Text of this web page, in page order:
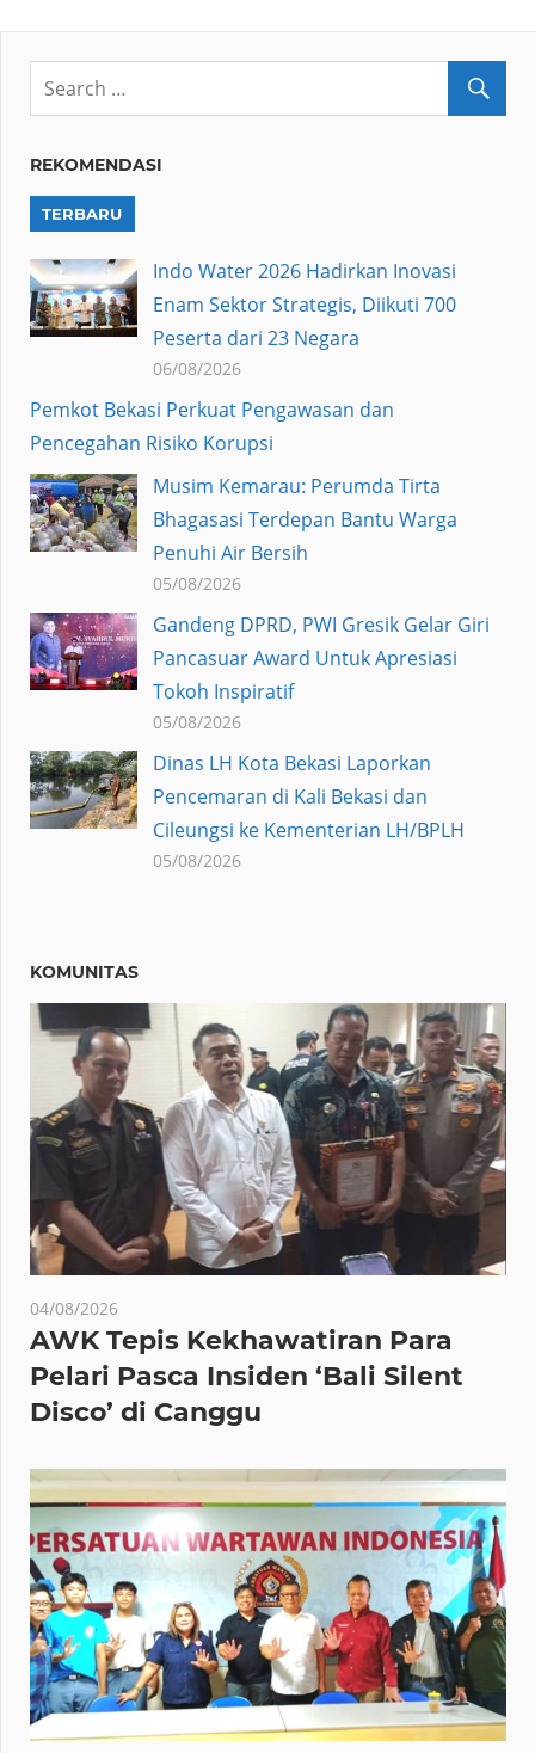
REKOMENDASI
TERBARU
Indo Water 2026 Hadirkan Inovasi
Enam Sektor Strategis, Diikuti 700
Peserta dari 23 Negara
06/08/2026
Pemkot Bekasi Perkuat Pengawasan dan
Pencegahan Risiko Korupsi
Musim Kemarau: Perumda Tirta
Bhagasasi Terdepan Bantu Warga
Penuhi Air Bersih
05/08/2026
Gandeng DPRD, PWI Gresik Gelar Giri
Pancasuar Award Untuk Apresiasi
Tokoh Inspiratif
05/08/2026
Dinas LH Kota Bekasi Laporkan
Pencemaran di Kali Bekasi dan
Cileungsi ke Kementerian LH/BPLH
05/08/2026
KOMUNITAS
04/08/2026
AWK Tepis Kekhawatiran Para
Pelari Pasca Insiden ‘Bali Silent
Disco’ di Canggu